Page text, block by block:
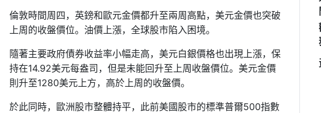
倫敦時間周四，英鎊和歐元金價都升至兩周高點，美元金價也突破
上周的收盤價位。油價上漲，全球股市陷入困境。
隨著主要政府債券收益率小幅走高，美元白銀價格也出現上漲，保
持在14.92美元每盎司，但是未能回升至上周收盤價位。美元金價
則升至1280美元上方，高於上周的收盤價。
於此同時，歐洲股市整體持平，此前美國股市的標準普爾500指數